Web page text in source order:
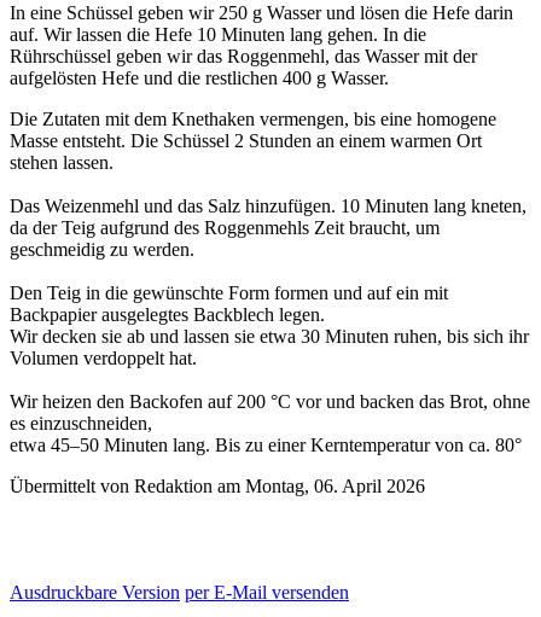
In eine Schüssel geben wir 250 g Wasser und lösen die Hefe darin
auf. Wir lassen die Hefe 10 Minuten lang gehen. In die
Rührschüssel geben wir das Roggenmehl, das Wasser mit der
aufgelösten Hefe und die restlichen 400 g Wasser.
Die Zutaten mit dem Knethaken vermengen, bis eine homogene
Masse entsteht. Die Schüssel 2 Stunden an einem warmen Ort
stehen lassen.
Das Weizenmehl und das Salz hinzufügen. 10 Minuten lang kneten,
da der Teig aufgrund des Roggenmehls Zeit braucht, um
geschmeidig zu werden.
Den Teig in die gewünschte Form formen und auf ein mit
Backpapier ausgelegtes Backblech legen.
Wir decken sie ab und lassen sie etwa 30 Minuten ruhen, bis sich ihr
Volumen verdoppelt hat.
Wir heizen den Backofen auf 200 °C vor und backen das Brot, ohne
es einzuschneiden,
etwa 45–50 Minuten lang. Bis zu einer Kerntemperatur von ca. 80°
Übermittelt von Redaktion am Montag, 06. April 2026
Ausdruckbare Version per E-Mail versenden